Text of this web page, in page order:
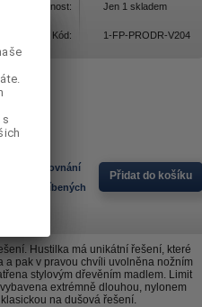
Dostupnost: Jen 1 skladem
Kód: 1-FP-PRODR-V204
do porovnání
do oblíbených
Přidat do košíku
Hustilka má unikátní řešení, které
a pak v pravou chvíli uvolněna nožním
stylovým dřevěním madlem. Limit
extrémně dlouhou, nylonem
na dušová řešení.
s
s